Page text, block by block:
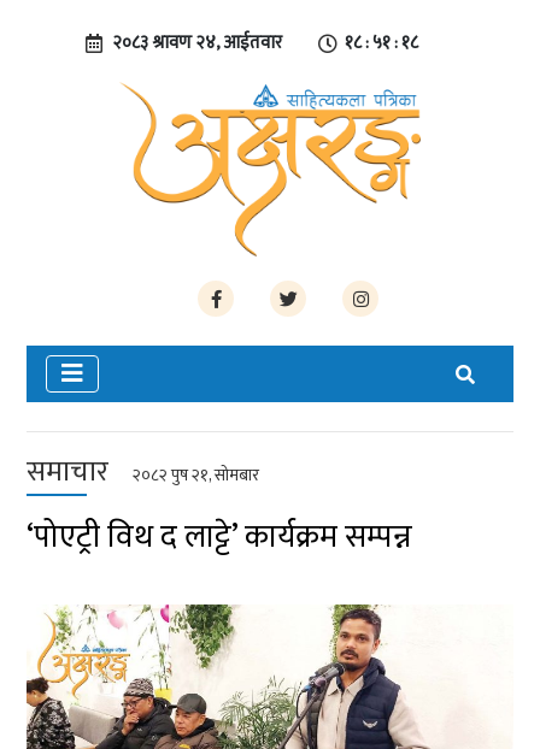
२०८३ श्रावण २४, आईतवार १८ : ५१ : १९
समाचार २०८२ पुष २१, सोमबार
‘पोएट्री विथ द लाट्टे’ कार्यक्रम सम्पन्न